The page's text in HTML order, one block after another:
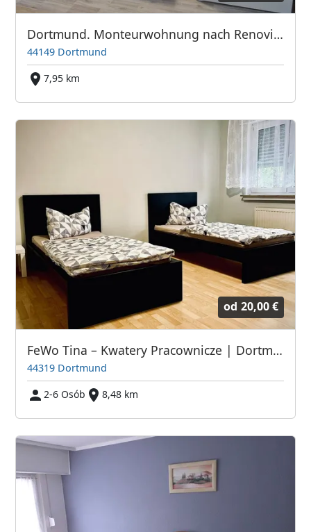
Dortmund. Monteurwohnung nach Renovierung für 4-6 Personen.
44149 Dortmund
7,95 km
od 20,00 €
FeWo Tina – Kwatery Pracownicze | Dortmund • Lünen • Unna
44319 Dortmund
2-6 Osób
8,48 km